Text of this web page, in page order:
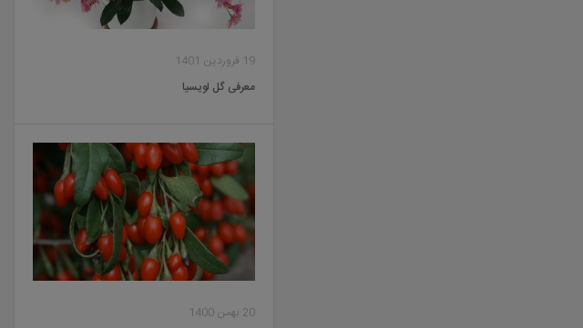
19 فروردین 1401
معرفی گل لویسیا
20 بهمن 1400